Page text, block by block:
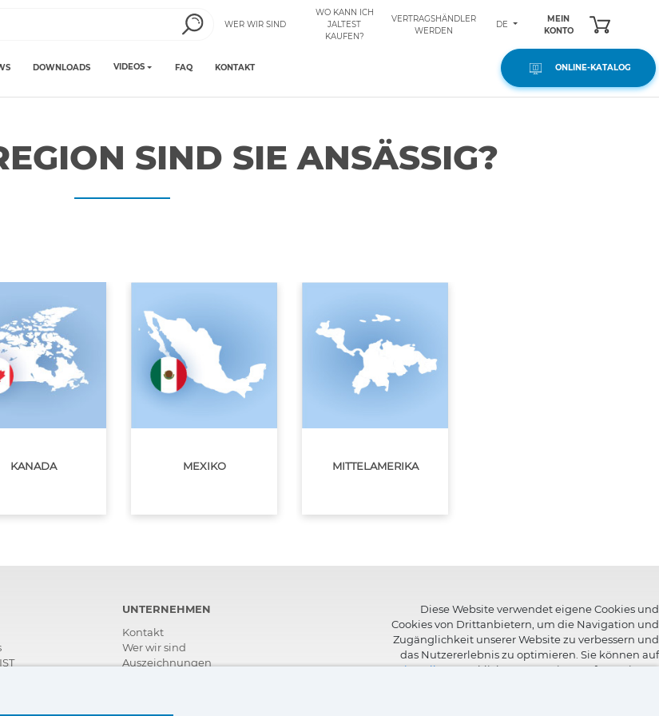
WER WIR SIND
WO KANN ICH
JALTEST
KAUFEN?
VERTRAGSHÄNDLER
WERDEN
DE
MEIN
KONTO
DOWNLOADS VIDEOS FAQ KONTAKT ONLINE-KATALOG
SIND SIE ANSÄSSIG?
KANADA MEXIKO MITTELAMERIKA
UNTERNEHMEN
Kontakt
Wer wir sind
Auszeichnungen
Diese Website verwendet eigene Cookies und
Cookies von Drittanbietern, um die Navigation und
Zugänglichkeit unserer Website zu verbessern und
das Nutzererlebnis zu optimieren. Sie können auf
"Einstellungen"klicken, um weitere Informationen